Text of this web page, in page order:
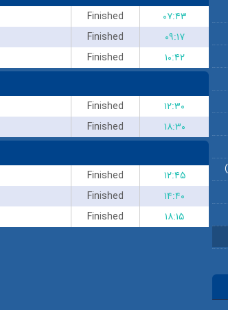
Finished
۰۷:۴۳
Finished
۰۹:۱۷
Finished
۱۰:۴۲
Finished
۱۲:۳۰
Finished
۱۸:۳۰
Finished
۱۲:۴۵
Finished
۱۴:۴۰
Finished ۱۸:۱۵